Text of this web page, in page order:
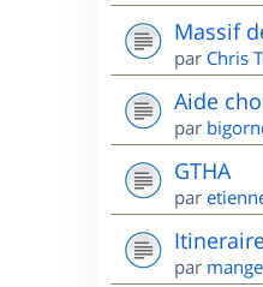
Massif
par Chris
Aide
par
GTHA
par
par